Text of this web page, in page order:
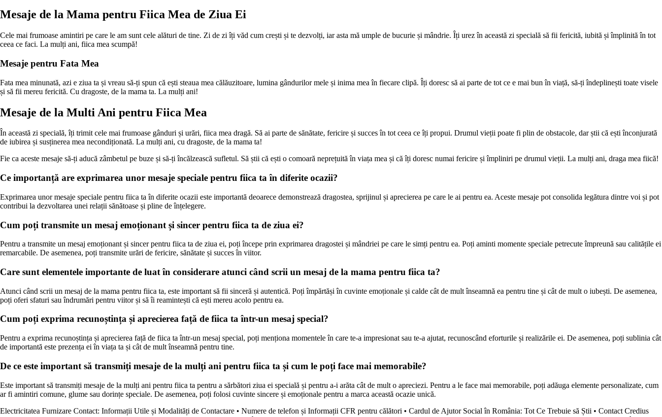
Mesaje de la Mama pentru Fiica Mea de Ziua Ei
Cele mai frumoase amintiri pe care le am sunt cele alături de tine. Zi de zi îți văd cum crești și te dezvolți, iar asta mă umple de bucurie și mândrie. Îți urez în această zi specială să fii fericită, iubită și împlinită în tot
ceea ce faci. La mulți ani, fiica mea scumpă!
Mesaje pentru Fata Mea
Fata mea minunată, azi e ziua ta și vreau să-ți spun că ești steaua mea călăuzitoare, lumina gândurilor mele și inima mea în fiecare clipă. Îți doresc să ai parte de tot ce e mai bun în viață, să-ți îndeplinești toate visele
și să fii mereu fericită. Cu dragoste, de la mama ta. La mulți ani!
Mesaje de la Multi Ani pentru Fiica Mea
În această zi specială, îți trimit cele mai frumoase gânduri și urări, fiica mea dragă. Să ai parte de sănătate, fericire și succes în tot ceea ce îți propui. Drumul vieții poate fi plin de obstacole, dar știi că ești înconjurată
de iubirea și susținerea mea necondiționată. La mulți ani, cu dragoste, de la mama ta!
Fie ca aceste mesaje să-ți aducă zâmbetul pe buze și să-ți încălzească sufletul. Să știi că ești o comoară neprețuită în viața mea și că îți doresc numai fericire și împliniri pe drumul vieții. La mulți ani, draga mea fiică!
Ce importanță are exprimarea unor mesaje speciale pentru fiica ta în diferite ocazii?
Exprimarea unor mesaje speciale pentru fiica ta în diferite ocazii este importantă deoarece demonstrează dragostea, sprijinul și aprecierea pe care le ai pentru ea. Aceste mesaje pot consolida legătura dintre voi și pot
contribui la dezvoltarea unei relații sănătoase și pline de înțelegere.
Cum poți transmite un mesaj emoționant și sincer pentru fiica ta de ziua ei?
Pentru a transmite un mesaj emoționant și sincer pentru fiica ta de ziua ei, poți începe prin exprimarea dragostei și mândriei pe care le simți pentru ea. Poți aminti momente speciale petrecute împreună sau calitățile ei
remarcabile. De asemenea, poți transmite urări de fericire, sănătate și succes în viitor.
Care sunt elementele importante de luat în considerare atunci când scrii un mesaj de la mama pentru fiica ta?
Atunci când scrii un mesaj de la mama pentru fiica ta, este important să fii sinceră și autentică. Poți împărtăși în cuvinte emoționale și calde cât de mult înseamnă ea pentru tine și cât de mult o iubești. De asemenea,
poți oferi sfaturi sau îndrumări pentru viitor și să îi reamintești că ești mereu acolo pentru ea.
Cum poți exprima recunoștința și aprecierea față de fiica ta într-un mesaj special?
Pentru a exprima recunoștința și aprecierea față de fiica ta într-un mesaj special, poți menționa momentele în care te-a impresionat sau te-a ajutat, recunoscând eforturile și realizările ei. De asemenea, poți sublinia cât
de importantă este prezența ei în viața ta și cât de mult înseamnă pentru tine.
De ce este important să transmiți mesaje de la mulți ani pentru fiica ta și cum le poți face mai memorabile?
Este important să transmiți mesaje de la mulți ani pentru fiica ta pentru a sărbători ziua ei specială și pentru a-i arăta cât de mult o apreciezi. Pentru a le face mai memorabile, poți adăuga elemente personalizate, cum
ar fi amintiri comune, glume sau dorințe speciale. De asemenea, poți folosi cuvinte sincere și emoționale pentru a marca această ocazie unică.
Electricitatea Furnizare Contact: Informații Utile și Modalități de Contactare • Numere de telefon și Informații CFR pentru călători • Cardul de Ajutor Social în România: Tot Ce Trebuie să Știi • Contact Credius